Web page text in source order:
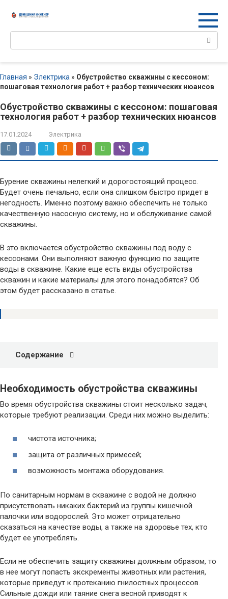
Поиск:
Главная » Электрика » Обустройство скважины с кессоном:
пошаговая технология работ + разбор технических нюансов
Обустройство скважины с кессоном: пошаговая
технология работ + разбор технических нюансов
17.01.2024 Электрика
Бурение скважины нелегкий и дорогостоящий процесс.
Будет очень печально, если она слишком быстро придет в
негодность. Именно поэтому важно обеспечить не только
качественную насосную систему, но и обслуживание самой
скважины.
В это включается обустройство скважины под воду с
кессонами. Они выполняют важную функцию по защите
воды в скважине. Какие еще есть виды обустройства
скважин и какие материалы для этого понадобятся? Об
этом будет рассказано в статье.
Содержание
Необходимость обустройства скважины
Во время обустройства скважины стоит несколько задач,
которые требуют реализации. Среди них можно выделить:
чистота источника;
защита от различных примесей;
возможность монтажа оборудования.
По санитарным нормам в скважине с водой не должно
присутствовать никаких бактерий из группы кишечной
палочки или водорослей. Это может отрицательно
сказаться на качестве воды, а также на здоровье тех, кто
будет ее употреблять.
Если не обеспечить защиту скважины должным образом, то
в нее могут попасть экскременты животных или растения,
которые приведут к протеканию гнилостных процессов.
Сильные дожди или таяние снега весной приводят к